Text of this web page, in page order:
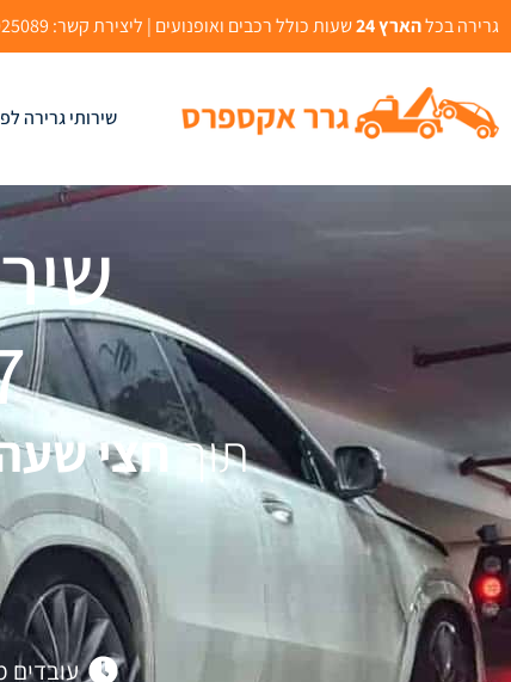
גרירה בכלהארץ 24 שעות כולל רכבים ואופנועים | ליצירת קשר: 073-8025089 | אהרון בוגנים 2, רמלה
שירותי גרירה
תוךחצי
עובדים